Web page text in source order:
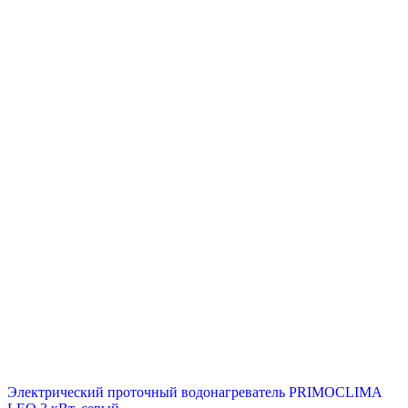
Электрический проточный водонагреватель PRIMOCLIMA